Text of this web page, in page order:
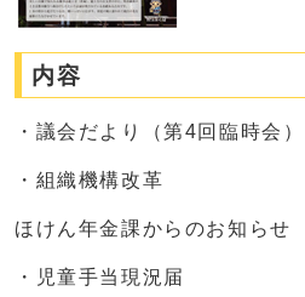
内容
・議会だより（第4回臨時会）
・組織機構改革
ほけん年金課からのお知らせ
・児童手当現況届